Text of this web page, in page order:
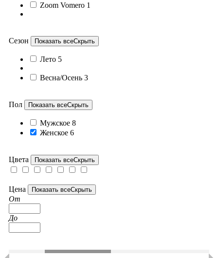
Zoom Vomero 1
Сезон Показать всеСкрыть
Лето 5
Весна/Осень 3
Пол Показать всеСкрыть
Мужское 8
Женское 6
Цвета Показать всеСкрыть
Цена Показать всеСкрыть
От
До